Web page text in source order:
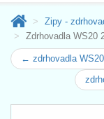
Zipy -
Zdrhovadla WS20
← zdrhovadla